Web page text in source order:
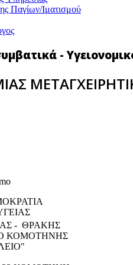
Παγίων/Ιματισμού
-
- ΘΡΑΚΗΣ
ΚΟΜΟΤΗΝΗΣ